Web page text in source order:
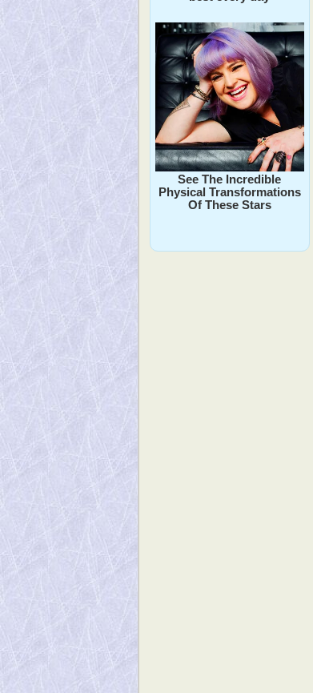
See The Incredible
Physical Transformations
Of These Stars